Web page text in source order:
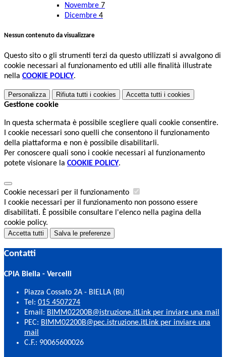
Novembre 7
Dicembre 4
Nessun contenuto da visualizzare
Questo sito o gli strumenti terzi da questo utilizzati si avvalgono di
cookie necessari al funzionamento ed utili alle finalità illustrate
nella COOKIE POLICY.
Personalizza Rifiuta tutti i cookies Accetta tutti i cookies
Gestione cookie
In questa schermata è possibile scegliere quali cookie consentire.
I cookie necessari sono quelli che consentono il funzionamento
della piattaforma e non è possibile disabilitarli.
Per conoscere quali sono i cookie necessari al funzionamento
potete visionare la COOKIE POLICY.
Cookie necessari per il funzionamento
I cookie necessari per il funzionamento non possono essere
disabilitati. È possibile consultare l'elenco nella pagina della
cookie policy.
Accetta tutti Salva le preferenze
Contatti
CPIA Biella - Vercelli
Piazza Cossato 2A - BIELLA (BI)
Tel: 015 4507274
Email: BIMM02200B@istruzione.itLink per inviare una mail
PEC: BIMM02200B@pec.istruzione.itLink per inviare una
mail
C.F.: 90065600026